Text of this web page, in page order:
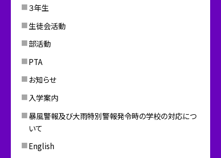
３年生
生徒会活動
部活動
PTA
お知らせ
入学案内
暴風警報及び大雨特別警報発令時の学校の対応につ
いて
English